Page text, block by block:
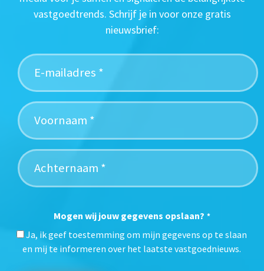
vastgoedtrends. Schrijf je in voor onze gratis
nieuwsbrief:
Mogen wij jouw gegevens opslaan? *
Ja, ik geef toestemming om mijn gegevens op te slaan
en mij te informeren over het laatste vastgoednieuws.